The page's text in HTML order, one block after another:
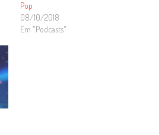
Pop
08/10/2018
Em "Podcasts"